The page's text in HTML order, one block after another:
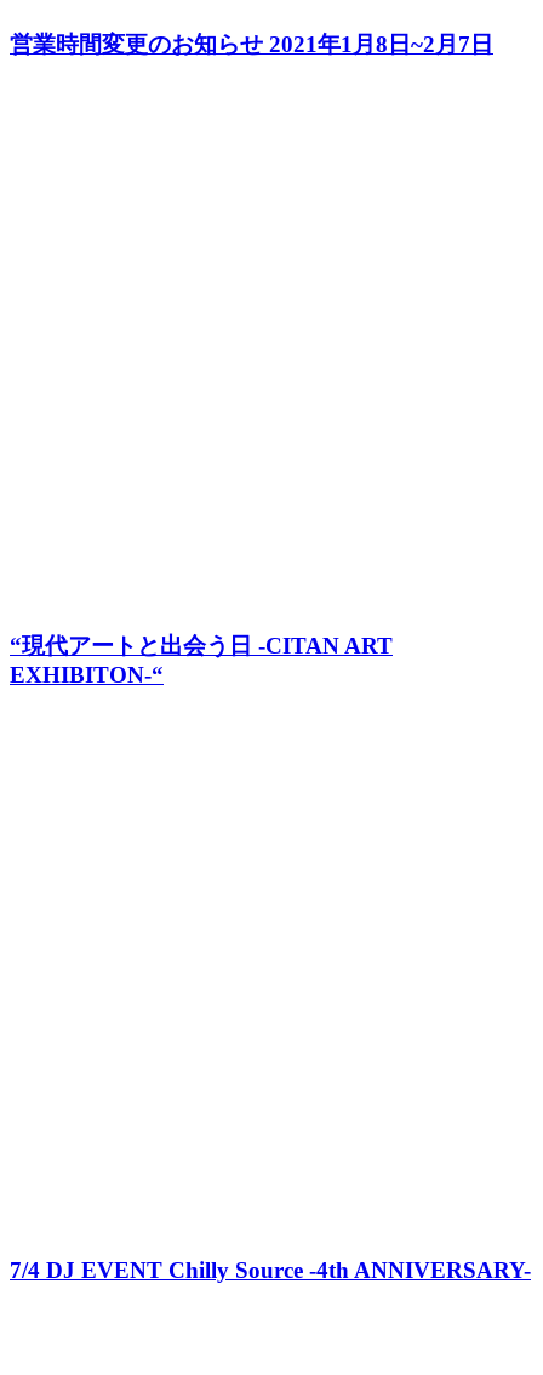
営業時間変更のお知らせ 2021年1月8日~2月7日
“現代アートと出会う日 -CITAN ART
EXHIBITON-“
7/4 DJ EVENT Chilly Source -4th ANNIVERSARY-